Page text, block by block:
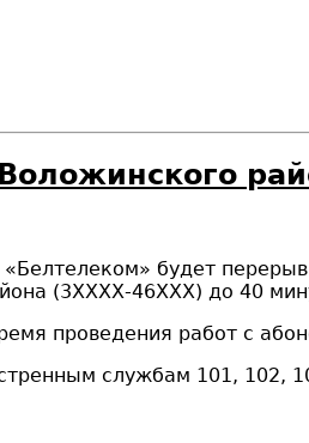
будет
(3ХХХХ-46ХХХ) до 40
проведения работ с
службам 101, 102,